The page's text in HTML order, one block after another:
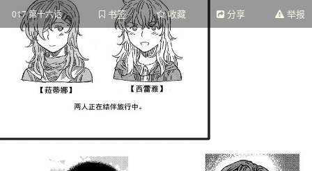
017 第十六话 书签 收藏 分享 举报